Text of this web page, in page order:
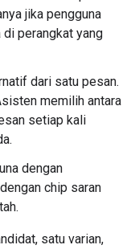
jika pengguna
perangkat yang
dari satu pesan.
memilih antara
setiap kali
dengan
chip saran
satu varian,